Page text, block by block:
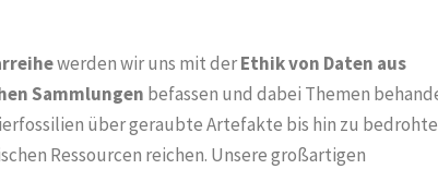
werden wir uns mit derEthik von Daten aus
Sammlungen befassen und dabei Themen
über geraubte Artefakte bis hin zu
Ressourcen reichen. Unsere großartigen